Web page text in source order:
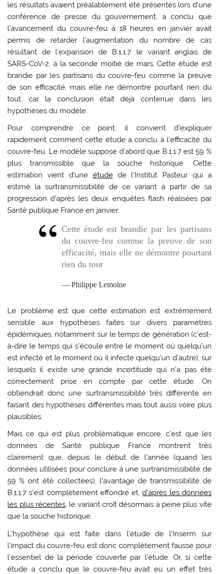
les résultats avaient préalablement été présentés lors d’une
conférence de presse du gouvernement, a conclu que
l’avancement du couvre-feu à 18 heures en janvier avait
permis de retarder l’augmentation du nombre de cas
résultant de l’expansion de B.1.1.7, le variant anglais de
SARS-CoV-2, à la seconde moitié de mars. Cette étude est
brandie par les partisans du couvre-feu comme la preuve
de son efficacité, mais elle ne démontre pourtant rien du
tout, car la conclusion était déjà contenue dans les
hypothèses du modèle.
Pour comprendre ce point, il convient d’expliquer
rapidement comment cette étude a conclu à l’efficacité du
couvre-feu. Le modèle suppose d’abord que B.1.1.7 est 59 %
plus transmissible que la souche historique. Cette
estimation vient d’une étudede l’Institut Pasteur qui a
estimé la surtransmissibilité de ce variant à partir de sa
progression d’après les deux enquêtes flash réalisées par
Santé publique France en janvier.
Cette étude est brandie par les partisans
du couvre-feu comme la preuve de son
efficacité, mais elle ne démontre pourtant
rien du tout
Philippe Lemoine
Le problème est que cette estimation est extrêmement
sensible aux hypothèses faites sur divers paramètres
épidémiques, notamment sur le temps de génération (c’est-
à-dire le temps qui s’écoule entre le moment où quelqu’un
est infecté et le moment où il infecte quelqu’un d’autre), sur
lesquels il existe une grande incertitude qui n’a pas été
correctement prise en compte par cette étude. On
obtiendrait donc une surtransmissibilité très différente en
faisant des hypothèses différentes mais tout aussi voire plus
plausibles.
Mais ce qui est plus problématique encore, c’est que les
données de Santé publique France montrent très
clairement que, depuis le début de l’année (quand les
données utilisées pour conclure à une surtransmissibilité de
59 % ont été collectées), l’avantage de transmissibilité de
B.1.1.7 s’est complètement effondré et,d’après les données
les plus récentes, le variant croît désormais à peine plus vite
que la souche historique.
L’hypothèse qui est faite dans l’étude de l’Inserm sur
l’impact du couvre-feu est donc complètement fausse pour
l’essentiel de la période couverte par l’étude. Or, si cette
étude a conclu que le couvre-feu avait eu un effet très